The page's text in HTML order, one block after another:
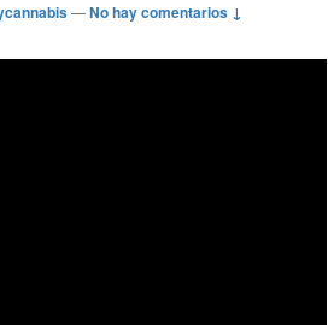
—No hay comentarios ↓